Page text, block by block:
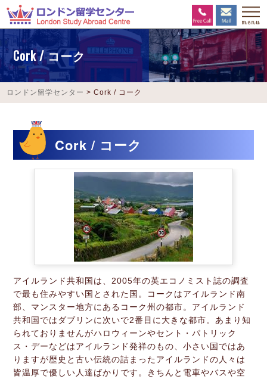
Cork / コーク
ロンドン留学センター >Cork / コーク
Cork / コーク
アイルランド共和国は、2005年の英エコノミスト誌の調査
で最も住みやすい国とされた国。コークはアイルランド南
部、マンスター地方にあるコーク州の都市。アイルランド
共和国ではダブリンに次いで2番目に大きな都市。あまり知
られておりませんがハロウィーンやセント・パトリック
ス・デーなどはアイルランド発祥のもの、小さい国ではあ
りますが歴史と古い伝統の詰まったアイルランドの人々は
皆温厚で優しい人達ばかりです。きちんと電車やバスや空